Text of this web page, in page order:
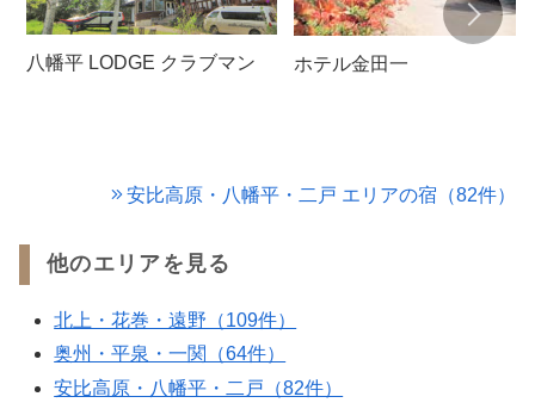
八幡平 LODGE クラブマン ホテル金田一
安比高原・八幡平・二戸 エリアの宿（82件）
他のエリアを見る
北上・花巻・遠野（109件）
奥州・平泉・一関（64件）
安比高原・八幡平・二戸（82件）